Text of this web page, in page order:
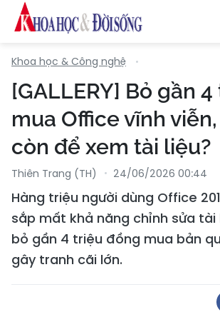
Khoa học & Công nghệ
[GALLERY] Bỏ gần
mua Office vĩnh
còn để xem tài liệu?
Thiên Trang (TH) 24/06/2026 00:44
Hàng triệu người dùng Office
sắp mất khả năng chỉnh sửa tài
bỏ gần 4 triệu đồng mua bản
gây tranh cãi lớn.